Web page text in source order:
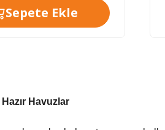
Sepete Ekle
Havuzlar